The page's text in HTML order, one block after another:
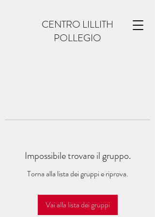
CENTRO LILLITH
POLLEGIO
Impossibile trovare il gruppo.
Torna alla lista dei gruppi e riprova.
Vai alla lista dei gruppi